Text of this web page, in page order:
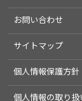
お問い合わせ
サイトマップ
個人情報保護方針
個人情報の取り扱